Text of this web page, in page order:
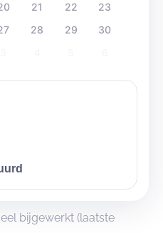
21 22
23
28 29
30
bijgewerkt (laatste